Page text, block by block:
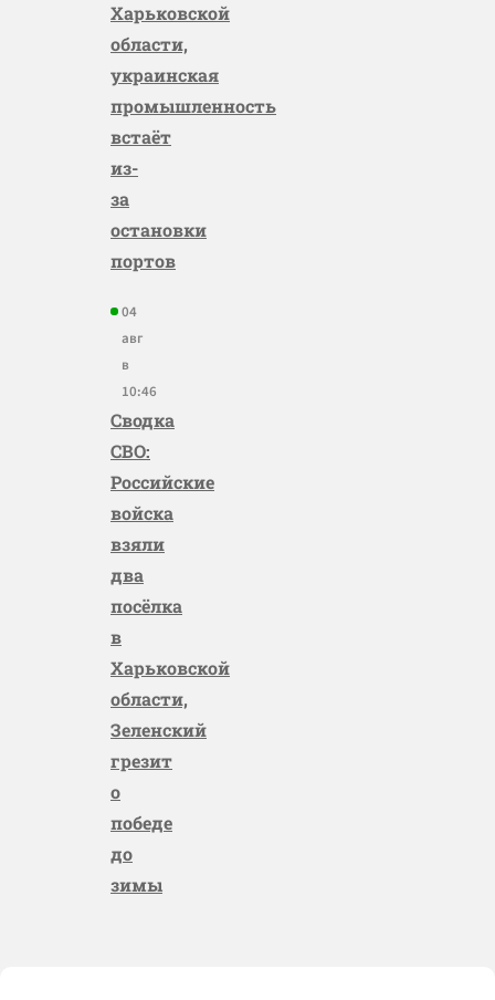
Харьковской
области,
украинская
промышленность
встаёт
из-
за
остановки
портов
04
авг
в
10:46
Сводка
СВО:
Российские
войска
взяли
два
посёлка
в
Харьковской
области,
Зеленский
грезит
о
победе
до
зимы